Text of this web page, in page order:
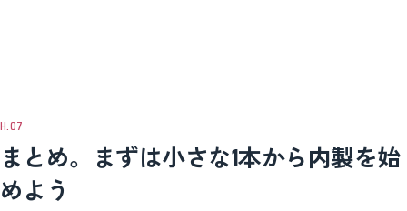
まとめ。まずは小さな1本から内製を始
めよう